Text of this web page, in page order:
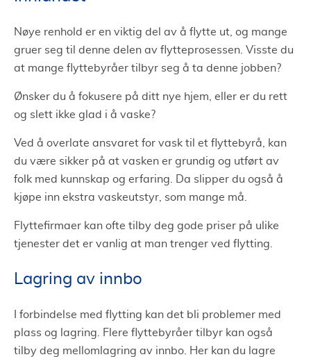
Nøye renhold er en viktig del av å flytte ut, og mange
gruer seg til denne delen av flytteprosessen. Visste du
at mange flyttebyråer tilbyr seg å ta denne jobben?
Ønsker du å fokusere på ditt nye hjem, eller er du rett
og slett ikke glad i å vaske?
Ved å overlate ansvaret for vask til et flyttebyrå, kan
du være sikker på at vasken er grundig og utført av
folk med kunnskap og erfaring. Da slipper du også å
kjøpe inn ekstra vaskeutstyr, som mange må.
Flyttefirmaer kan ofte tilby deg gode priser på ulike
tjenester det er vanlig at man trenger ved flytting.
Lagring av innbo
I forbindelse med flytting kan det bli problemer med
plass og lagring. Flere flyttebyråer tilbyr kan også
tilby deg mellomlagring av innbo. Her kan du lagre